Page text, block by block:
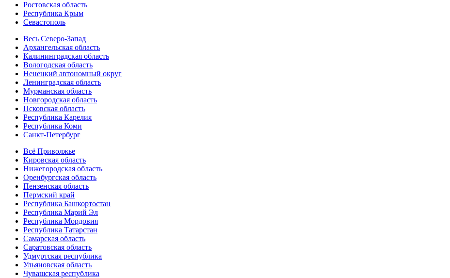
Ростовская область
Республика Крым
Севастополь
Весь Северо-Запад
Архангельская область
Калининградская область
Вологодская область
Ненецкий автономный округ
Ленинградская область
Мурманская область
Новгородская область
Псковская область
Республика Карелия
Республика Коми
Санкт-Петербург
Всё Приволжье
Кировская область
Нижегородская область
Оренбургская область
Пензенская область
Пермский край
Республика Башкортостан
Республика Марий Эл
Республика Мордовия
Республика Татарстан
Самарская область
Саратовская область
Удмуртская республика
Ульяновская область
Чувашская республика